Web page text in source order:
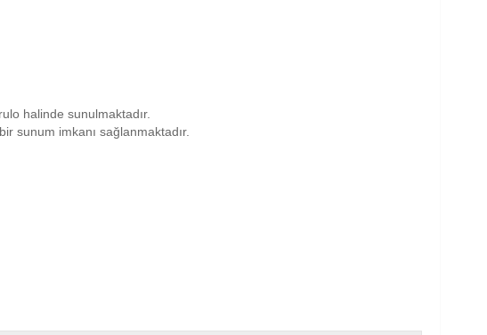
halinde sunulmaktadır.
sunum imkanı sağlanmaktadır.